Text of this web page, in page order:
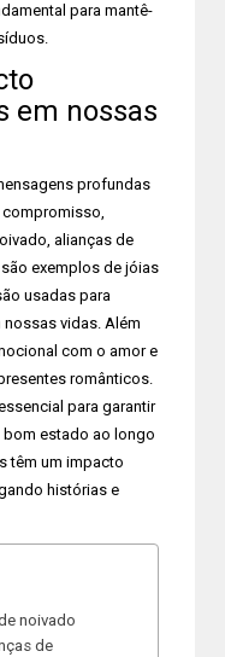
para mantê-
em nossas
profundas
compromisso,
alianças de
exemplos de jóias
usadas para
vidas. Além
com o amor e
românticos.
para garantir
bom estado ao longo
têm um impacto
histórias e
noivado
de